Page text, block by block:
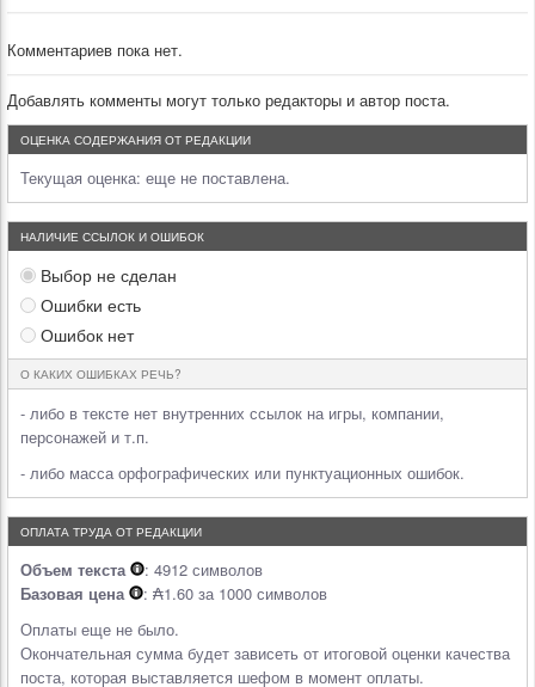
Комментариев пока нет.
Добавлять комменты могут только редакторы и автор поста.
ОЦЕНКА СОДЕРЖАНИЯ ОТ РЕДАКЦИИ
Текущая оценка: еще не поставлена.
НАЛИЧИЕ ССЫЛОК И ОШИБОК
Выбор не сделан
Ошибки есть
Ошибок нет
О КАКИХ ОШИБКАХ РЕЧЬ?
- либо в тексте нет внутренних ссылок на игры, компании,
персонажей и т.п.
- либо масса орфографических или пунктуационных ошибок.
ОПЛАТА ТРУДА ОТ РЕДАКЦИИ
Объем текста
: 4912 символов
Базовая цена
: ₳1.60 за 1000 символов
Оплаты еще не было.
Окончательная сумма будет зависеть от итоговой оценки качества
поста, которая выставляется шефом в момент оплаты.